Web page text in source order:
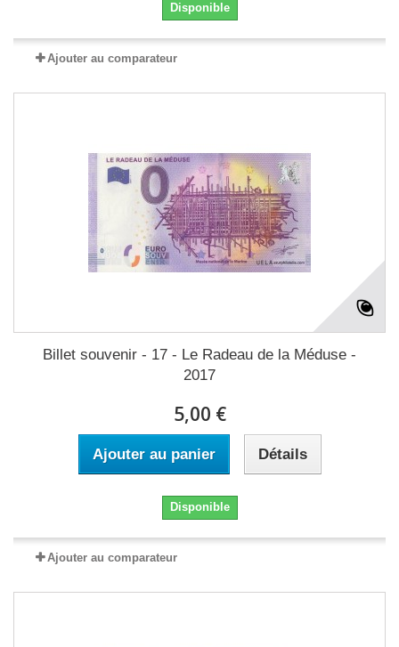
Disponible
Ajouter au comparateur
Billet souvenir - 17 - Le Radeau de la Méduse -
2017
5,00 €
Ajouter au panier Détails
Disponible
Ajouter au comparateur